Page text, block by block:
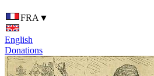
FRA ▼
English
Donations